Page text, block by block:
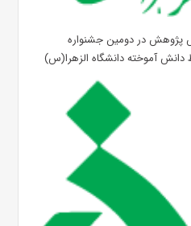
پژوهش در دومین جشنواره
آموخته دانشگاه الزهرا(س)